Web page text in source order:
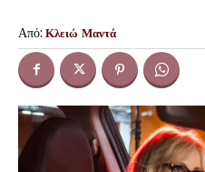
Από: Κλειώ Μαντά